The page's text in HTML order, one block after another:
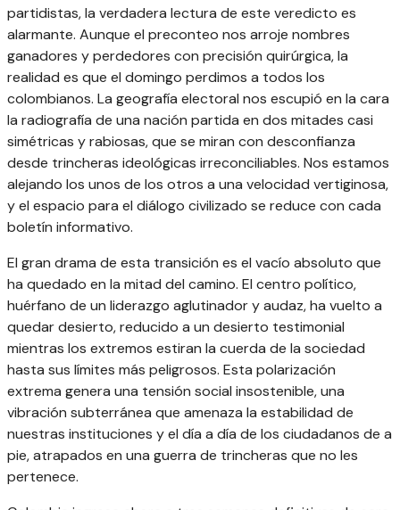
partidistas, la verdadera lectura de este veredicto es
alarmante. Aunque el preconteo nos arroje nombres
ganadores y perdedores con precisión quirúrgica, la
realidad es que el domingo perdimos a todos los
colombianos. La geografía electoral nos escupió en la cara
la radiografía de una nación partida en dos mitades casi
simétricas y rabiosas, que se miran con desconfianza
desde trincheras ideológicas irreconciliables. Nos estamos
alejando los unos de los otros a una velocidad vertiginosa,
y el espacio para el diálogo civilizado se reduce con cada
boletín informativo.
El gran drama de esta transición es el vacío absoluto que
ha quedado en la mitad del camino. El centro político,
huérfano de un liderazgo aglutinador y audaz, ha vuelto a
quedar desierto, reducido a un desierto testimonial
mientras los extremos estiran la cuerda de la sociedad
hasta sus límites más peligrosos. Esta polarización
extrema genera una tensión social insostenible, una
vibración subterránea que amenaza la estabilidad de
nuestras instituciones y el día a día de los ciudadanos de a
pie, atrapados en una guerra de trincheras que no les
pertenece.